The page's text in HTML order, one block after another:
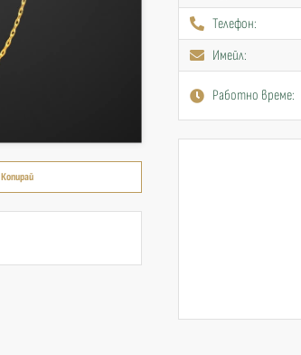
Копирай
Телефон:
Имейл:
Работно време: